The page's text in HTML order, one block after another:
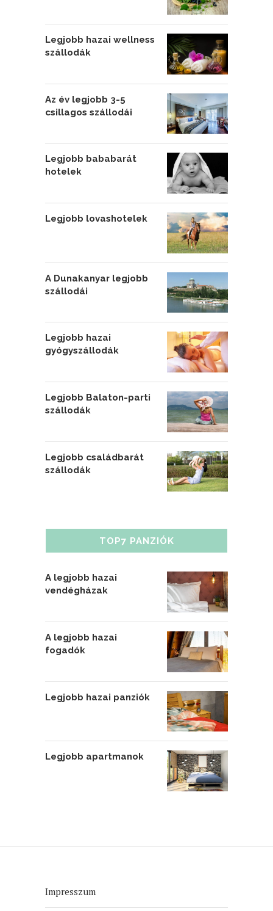
Legjobb hazai wellness
szállodák
Az év legjobb 3-5
csillagos szállodái
Legjobb bababarát
hotelek
Legjobb lovashotelek
A Dunakanyar legjobb
szállodái
Legjobb hazai
gyógyszállodák
Legjobb Balaton-parti
szállodák
Legjobb családbarát
szállodák
TOP7 PANZIÓK
A legjobb hazai
vendégházak
A legjobb hazai
fogadók
Legjobb hazai panziók
Legjobb apartmanok
Impresszum